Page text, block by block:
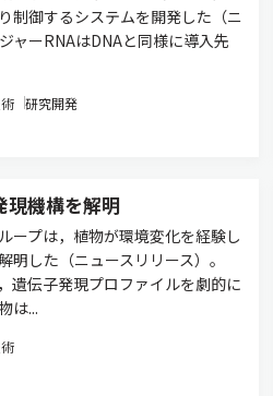
制御するシステムを開発した（ニ
ャーRNAはDNAと同様に導入先
研究開発
現機構を解明
ープは，植物が環境変化を経験し
した（ニュースリリース）。
遺伝子発現プロファイルを劇的に
は...